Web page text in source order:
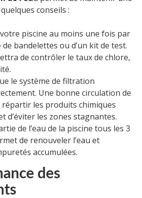
conseils :
votre piscine au moins une fois par
de bandelettes ou d’un kit de test.
de contrôler le taux de chlore,
le système de filtration
Une bonne circulation de
répartir les produits chimiques
d’éviter les zones stagnantes.
de l’eau de la piscine tous les 3
de renouveler l’eau et
accumulées.
des